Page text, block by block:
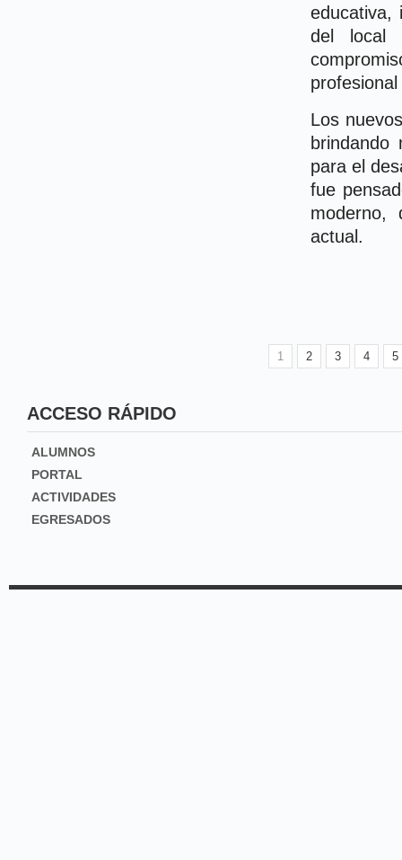
educativa,
del local
Los
brindando
para el
fue
moderno,
actual.
1 2 3 4 5
ACCESO RÁPIDO
ALUMNOS
PORTAL
ACTIVIDADES
EGRESADOS